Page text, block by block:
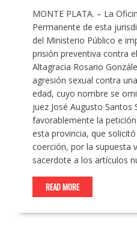
MONTE PLATA. – La
Permanente de esta
del Ministerio Público e
prisión preventiva contra
Altagracia Rosario
agresión sexual contra
edad, cuyo nombre se
juez José Augusto Santos
favorablemente la
esta provincia, que
coerción, por la supuesta
sacerdote a los artículos
READ MORE